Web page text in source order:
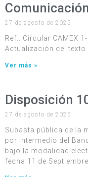
27 de agosto de 2025
Ref.: Circular CAMEX
Actualización del texto
Ver más »
Disposición
27 de agosto de 2025
Subasta pública de la
por intermedio del
bajo la modalidad
fecha 11 de